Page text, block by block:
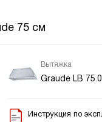
75 см
Вытяжка
Graude LB
Инструкция по